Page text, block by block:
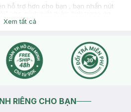
hỗ trợ hơn cho bạn , bạn nhấn nút
Xem tất cả
RIÊNG CHO BẠN